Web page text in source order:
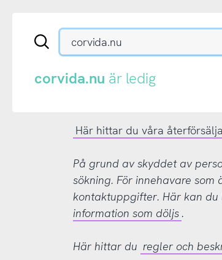
Sök
.se-
eller
.nu-
corvida.nu är ledig
Här hittar du våra
På grund av skyddet av
sökning. För innehavare
kontaktuppgifter. Här kan du
information som döljs .
Här hittar du regler och